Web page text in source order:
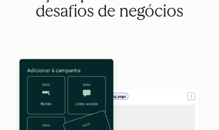
desafios de negócios